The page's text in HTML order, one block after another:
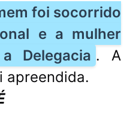
foi socorrido
e a mulher
Delegacia . A
apreendida.